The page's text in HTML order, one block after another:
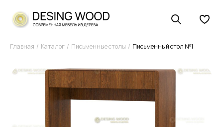
Главная Каталог Письменные столы Письменный стол №1